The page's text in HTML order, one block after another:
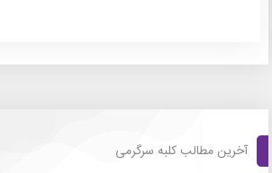
آخرین مطالب کلبه سرگرمی